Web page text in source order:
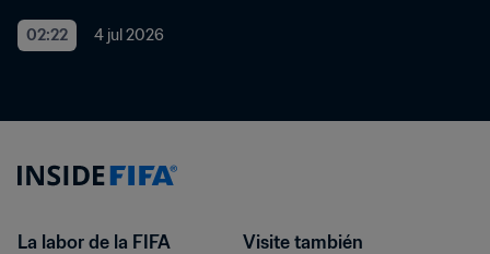
02:22 4 jul 2026
La labor de la FIFA
Visite también